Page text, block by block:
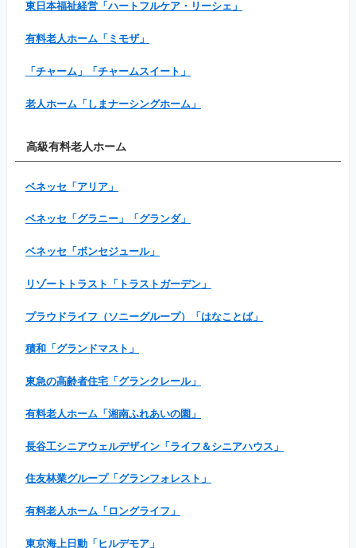
東日本福祉経営「ハートフルケア・リーシェ」
有料老人ホーム「ミモザ」
「チャーム」「チャームスイート」
老人ホーム「しまナーシングホーム」
高級有料老人ホーム
ベネッセ「アリア」
ベネッセ「グラニー」「グランダ」
ベネッセ「ボンセジュール」
リゾートトラスト「トラストガーデン」
プラウドライフ（ソニーグループ）「はなことば」
積和「グランドマスト」
東急の高齢者住宅「グランクレール」
有料老人ホーム「湘南ふれあいの園」
長谷工シニアウェルデザイン「ライフ＆シニアハウス」
住友林業グループ「グランフォレスト」
有料老人ホーム「ロングライフ」
東京海上日動「ヒルデモア」